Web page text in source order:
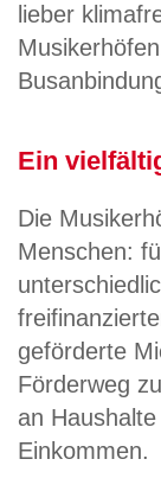
lieber
Ein
Die
Menschen:
geförderte
Förderweg
an
Einkommen.